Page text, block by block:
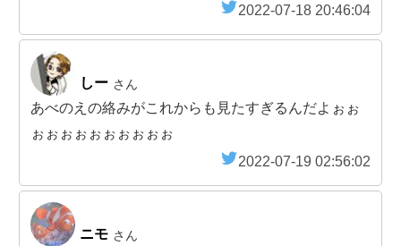
2022-07-18 20:46:04
しー さん
あべのえの絡みがこれからも見たすぎるんだよぉぉ
ぉぉぉぉぉぉぉぉぉぉ
2022-07-19 02:56:02
ニモ さん